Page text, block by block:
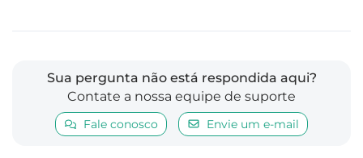
Sua pergunta não está respondida aqui?
Contate a nossa equipe de suporte
Fale conosco Envie um e-mail